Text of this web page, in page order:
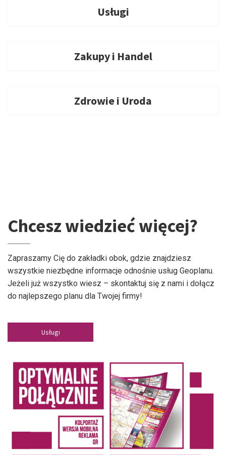
Usługi
Zakupy i Handel
Zdrowie i Uroda
Chcesz wiedzieć więcej?
Zapraszamy Cię do zakładki obok, gdzie znajdziesz
wszystkie niezbędne informacje odnośnie usług Geoplanu.
Jeżeli już wszystko wiesz – skontaktuj się z nami i dołącz
do najlepszego planu dla Twojej firmy!
Usługi